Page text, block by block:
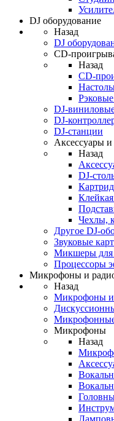
DJ оборудование
Назад
DJ
CD-
Назад
CD-
DJ-
DJ-
DJ-станции
Аксессуары
Назад
DJ-
Чехлы,
Другое DJ-
Звуковые
Микшеры для
Процессоры
Микрофоны и
Назад
Микрофоны и
Микрофоны
Назад